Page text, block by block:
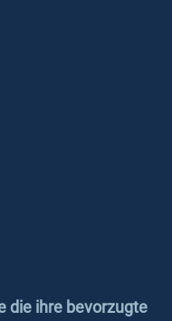
die ihre bevorzugte